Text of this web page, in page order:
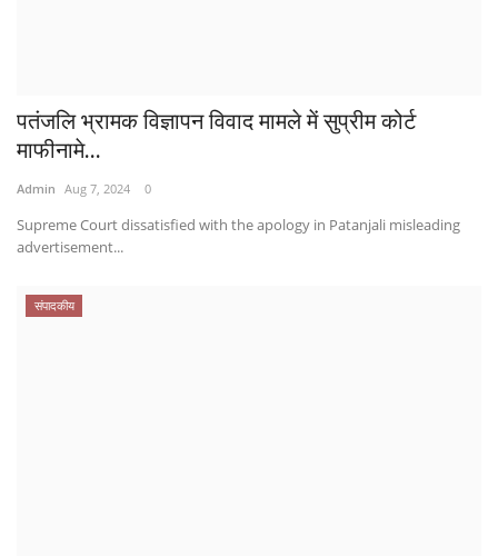
पतंजलि भ्रामक विज्ञापन विवाद मामले में सुप्रीम कोर्ट
माफीनामे...
Admin Aug 7, 2024 0
Supreme Court dissatisfied with the apology in Patanjali misleading
advertisement...
संपादकीय